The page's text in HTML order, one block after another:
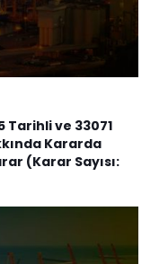
Tarihli ve 33071
Kararda
(Karar Sayısı: